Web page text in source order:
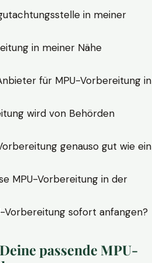
in meiner
in meiner Nähe
für MPU-Vorbereitung in
wird von Behörden
genauso gut wie ein
MPU-Vorbereitung in der
Vorbereitung sofort anfangen?
passende MPU-